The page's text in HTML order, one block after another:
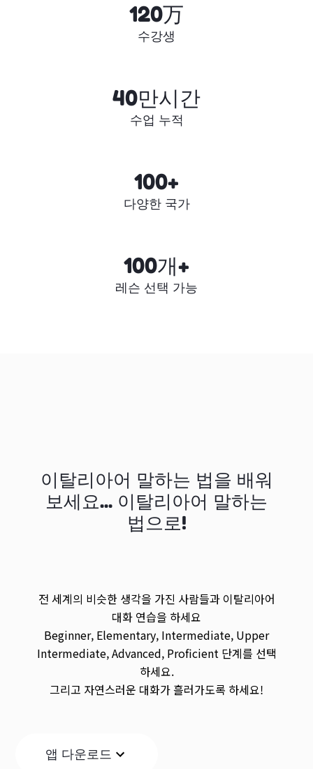
120万
수강생
40만시간
수업 누적
100+
다양한 국가
100개+
레슨 선택 가능
이탈리아어 말하는 법을 배워
보세요... 이탈리아어 말하는
법으로!
전 세계의 비슷한 생각을 가진 사람들과 이탈리아어
대화 연습을 하세요
Beginner, Elementary, Intermediate, Upper
Intermediate, Advanced, Proficient 단계를 선택
하세요.
그리고 자연스러운 대화가 흘러가도록 하세요!
앱 다운로드